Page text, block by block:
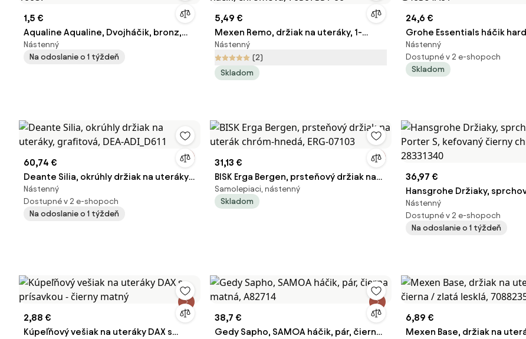
1,5 €
Aqualine Aqualine, Dvojháčik, bronz,
10087
Nástenný
Na odoslanie o 1 týždeň
5,49 €
Mexen Remo, držiak na uteráky, 1-
háčik, chrómová, 70507351-00
Nástenný
(2)
Skladom
24,6 €
Grohe Essentials háčik
G40364A01
Nástenný
Dostupné v 2 e-shopoch
Skladom
60,74 €
Deante Silia, okrúhly držiak na uteráky,
grafitová, DEA-ADI_D611
Nástenný
Dostupné v 2 e-shopoch
Na odoslanie o 1 týždeň
31,13 €
BISK Erga Bergen, prsteňový držiak na
uterák chróm-hnedá, ERG-07103
Samolepiaci, nástenný
Skladom
36,97 €
Hansgrohe Držiaky,
Porter S, kefovaný čierny
28331340
Nástenný
Dostupné v 2 e-shopoch
Na odoslanie o 1 týždeň
2,88 €
Kúpeľňový vešiak na uteráky DAX s
38,7 €
Gedy Sapho, SAMOA háčik, pár, čierna
6,89 €
Mexen Base, držiak na